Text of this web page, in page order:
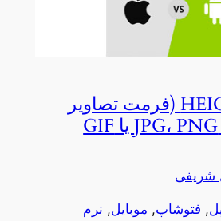
تبدیل فرمت HEIC (فرمت تصاویر
شریفی
, فتوشاپ, موبایل, نرم